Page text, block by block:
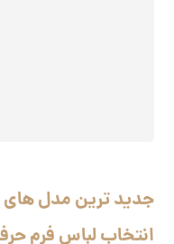
جدید ترین مدل‌ های
انتخاب لباس فرم